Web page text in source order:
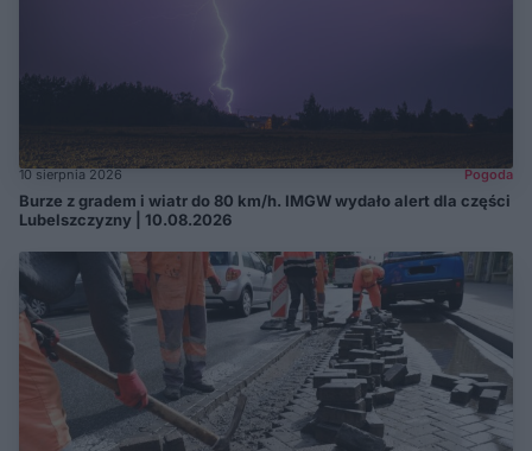
10 sierpnia 2026 Pogoda
Burze z gradem i wiatr do 80 km/h. IMGW wydało alert dla części
Lubelszczyzny | 10.08.2026